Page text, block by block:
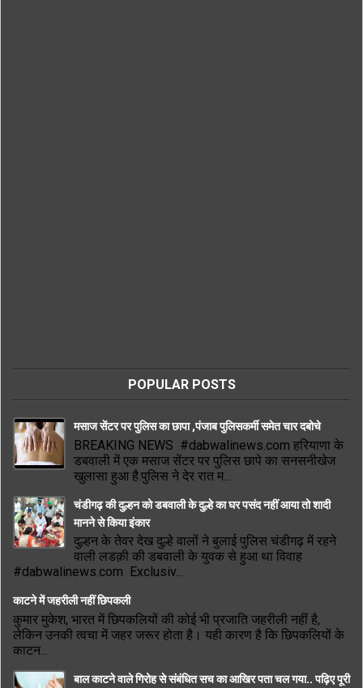
POPULAR POSTS
मसाज सेंटर पर पुलिस का छापा ,पंजाब पुलिसकर्मी समेत चार दबोचे
BREAKING NEWS #dabwalinews.com हरियाणा के
डबवाली में एक मसाज सेंटर पर पुलिस छापे का सनसनीखेज
खुलासा हुआ है.पुलिस ने देर रात म...
चंडीगढ़ की दुल्हन को डबवाली के दुल्हे का घर पसंद नहीं आया तो शादी
मानने से किया इंकार
दुल्हन के तेवर देख दुल्हे वालों ने बुलाई पुलिस चंडीगढ़ में रहने
वाली लडक़ी की डबवाली के युवक से हुआ था विवाह
#dabwalinews.com Exclusiv...
काटने में जहरीली नहीं छिपकली
कुमार मुकेश, भारत में छिपकलियों की कोई भी प्रजाति जहरीली नहीं है,
लेकिन उनकी त्वचा में जहर जरूर होता है। यही कारण है कि छिपकलियों के
काटन...
बाल काटने वाले गिरोह से संबंधित सच का आखिर पता चल गया.. पढ़िए पूरी